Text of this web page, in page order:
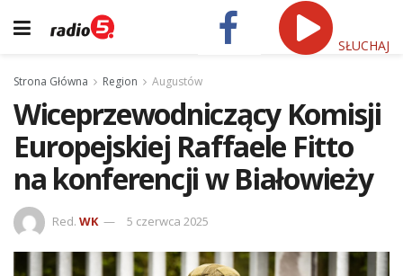
SŁUCHAJ
Strona Główna Region Augustów
Wiceprzewodniczący Komisji
Europejskiej Raffaele Fitto
na konferencji w Białowieży
Red. WK 5 czerwca 2025